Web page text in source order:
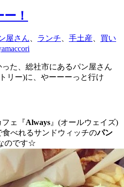
！
屋さん ランチ 手土産
買い
た、総社市にあるパン屋さん
リー)に、やーーーっと行け
ェ『Always 』(オールウェイズ)
べれるサンドウィッチのパン
のです☆